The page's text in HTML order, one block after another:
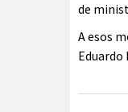
de
A esos
Eduardo